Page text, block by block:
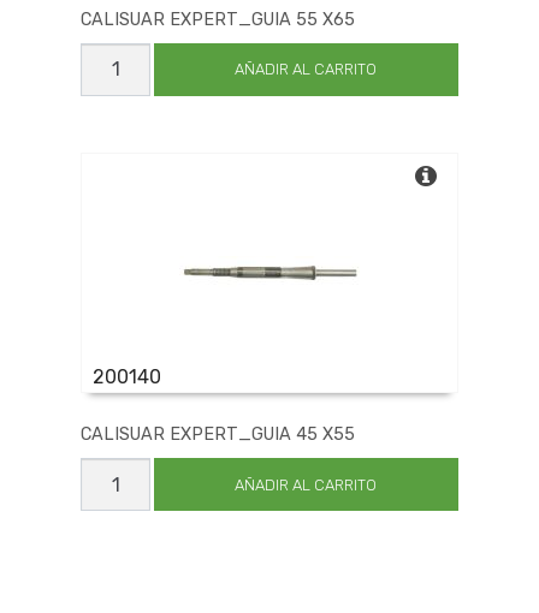
CALISUAR EXPERT_GUIA 55 X65
CALISUAR
EXPERT_GUIA
AÑADIR AL CARRITO
200140
CALISUAR EXPERT_GUIA 45 X55
CALISUAR
EXPERT_GUIA
45
AÑADIR AL CARRITO